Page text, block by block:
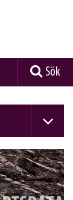
Sök